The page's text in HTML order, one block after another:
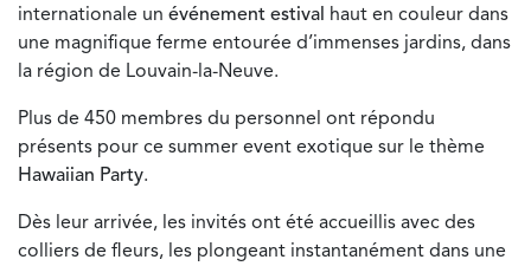
internationale un événement estival haut en couleur dans
une magnifique ferme entourée d’immenses jardins, dans
la région de Louvain-la-Neuve.
Plus de 450 membres du personnel ont répondu
présents pour ce summer event exotique sur le thème
Hawaiian Party.
Dès leur arrivée, les invités ont été accueillis avec des
colliers de fleurs, les plongeant instantanément dans une